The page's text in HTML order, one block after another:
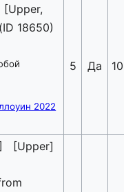
18650)
2022
5 Да 100
[Upper]